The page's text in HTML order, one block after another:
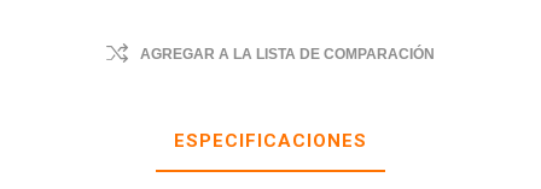
AGREGAR A LA LISTA DE COMPARACIÓN
ESPECIFICACIONES